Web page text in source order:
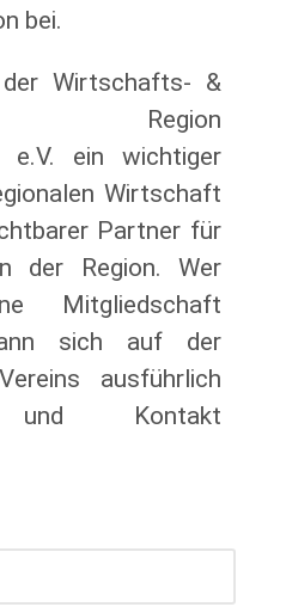
bei.
Wirtschafts- &
Region
e.V. ein wichtiger
Wirtschaft
Partner für
der Region. Wer
Mitgliedschaft
sich auf der
ausführlich
und Kontakt